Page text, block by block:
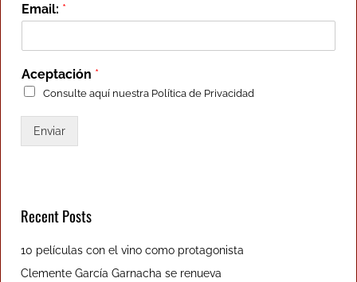
Email: *
Aceptación *
Consulte aquí nuestra Política de Privacidad
Enviar
Recent Posts
10 películas con el vino como protagonista
Clemente García Garnacha se renueva